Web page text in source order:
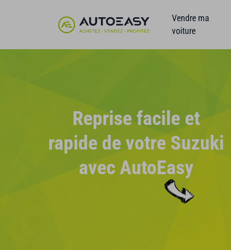
Vendre ma
voiture
Reprise facile et
rapide de votre Suzuki
avec AutoEasy